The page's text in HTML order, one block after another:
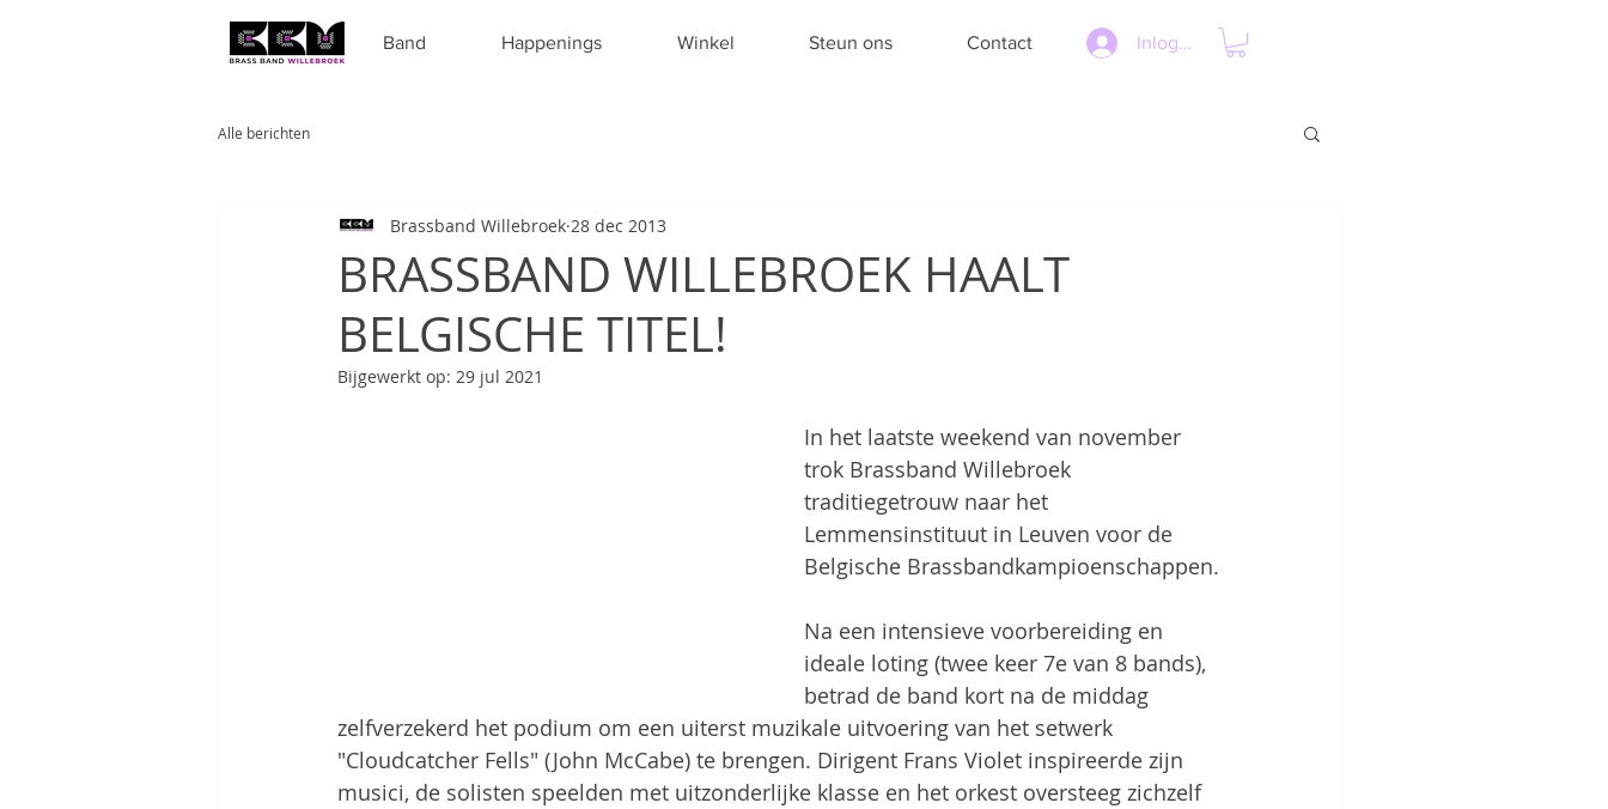
Band Happenings Winkel Steun ons Contact Inloggen
Alle berichten
BRASSBAND WILLEBROEK HAALT
BELGISCHE TITEL!
Brassband Willebroek 28 dec 2013
Bijgewerkt op: 29 jul 2021
In het laatste weekend van november
trok Brassband Willebroek
traditiegetrouw naar het
Lemmensinstituut in Leuven voor de
Belgische Brassbandkampioenschappen.
Na een intensieve voorbereiding en
ideale loting (twee keer 7e van 8 bands),
betrad de band kort na de middag
zelfverzekerd het podium om een uiterst muzikale uitvoering van het setwerk
"Cloudcatcher Fells" (John McCabe) te brengen. Dirigent Frans Violet inspireerde zijn
musici, de solisten speelden met uitzonderlijke klasse en het orkest oversteeg zichzelf